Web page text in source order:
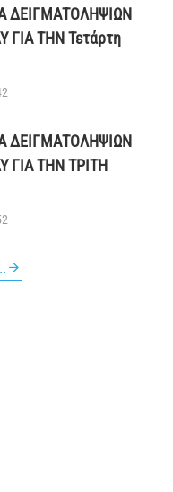
ΔΕΙΓΜΑΤΟΛΗΨΙΩΝ
ΓΙΑ ΤΗΝ Τετάρτη
ΔΕΙΓΜΑΤΟΛΗΨΙΩΝ
ΓΙΑ ΤΗΝ ΤΡΙΤΗ